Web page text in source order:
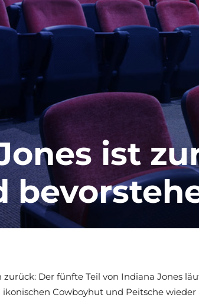
ist
Der fünfte Teil von Indiana Jones
Cowboyhut und Peitsche